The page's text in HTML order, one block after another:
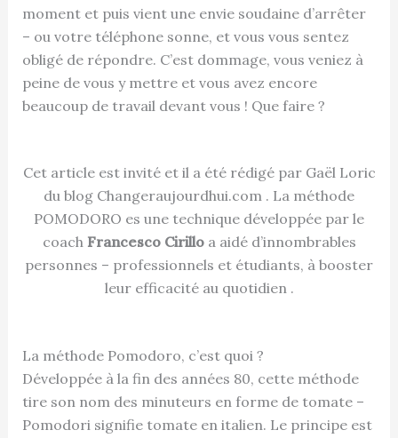
moment et puis vient une envie soudaine d’arrêter
– ou votre téléphone sonne, et vous vous sentez
obligé de répondre. C’est dommage, vous veniez à
peine de vous y mettre et vous avez encore
beaucoup de travail devant vous ! Que faire ?
Cet article est invité et il a été rédigé par Gaël Loric
du blog Changeraujourdhui.com . La méthode
POMODORO es une technique développée par le
coach Francesco Cirilloa aidé d’innombrables
personnes – professionnels et étudiants, à booster
leur efficacité au quotidien .
La méthode Pomodoro, c’est quoi ?
Développée à la fin des années 80, cette méthode
tire son nom des minuteurs en forme de tomate –
Pomodori signifie tomate en italien. Le principe est